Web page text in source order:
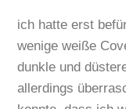
ich hatte erst
wenige weiße
dunkle und
allerdings